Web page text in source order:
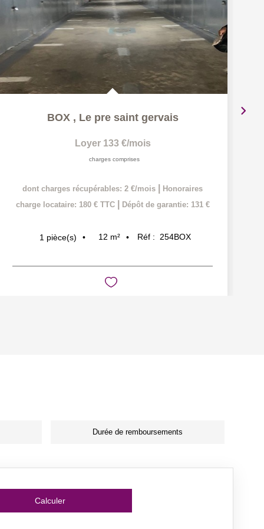
BOX , Le pre saint gervais
Loyer 133 €/mois
charges comprises
dont charges récupérables: 2 €/mois
Honoraires
charge locataire: 180 € TTC
Dépôt de garantie: 131 €
1 pièce(s) 12 m² Réf : 254BOX
Durée de remboursements